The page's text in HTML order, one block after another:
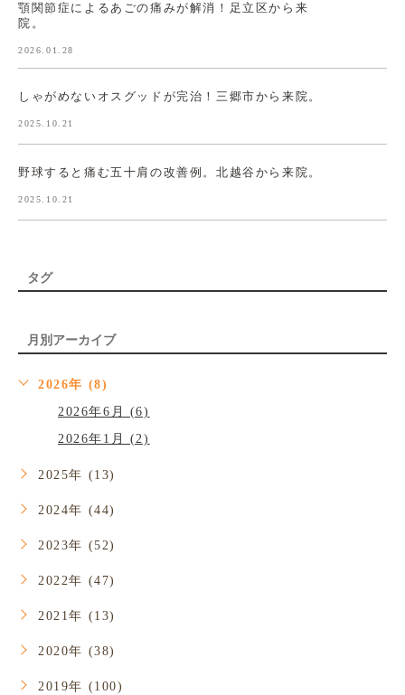
顎関節症によるあごの痛みが解消！足立区から来
院。
2026.01.28
しゃがめないオスグッドが完治！三郷市から来院。
2025.10.21
野球すると痛む五十肩の改善例。北越谷から来院。
2025.10.21
タグ
月別アーカイブ
2026年 (8)
2026年6月 (6)
2026年1月 (2)
2025年 (13)
2024年 (44)
2023年 (52)
2022年 (47)
2021年 (13)
2020年 (38)
2019年 (100)